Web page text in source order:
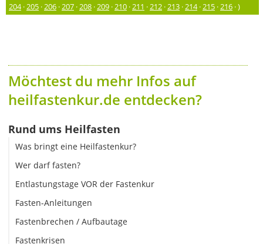
204·205 ·206 ·207 ·208 ·209 ·210 ·211 ·212 ·213 ·214·215 ·216 · )
Möchtest du mehr Infos auf
heilfastenkur.de entdecken?
Rund ums Heilfasten
Was bringt eine Heilfastenkur?
Wer darf fasten?
Entlastungstage VOR der Fastenkur
Fasten-Anleitungen
Fastenbrechen / Aufbautage
Fastenkrisen